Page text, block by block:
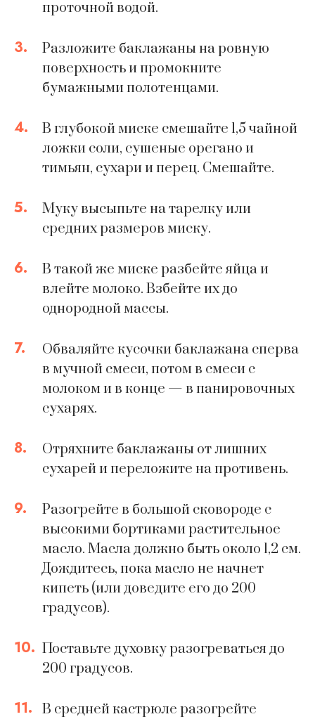
проточной водой.
3.
Разложите баклажаны на ровную
поверхность и промокните
бумажными полотенцами.
4.
В глубокой миске смешайте 1,5 чайной
ложки соли, сушеные орегано и
тимьян, сухари и перец. Смешайте.
5.
Муку высыпьте на тарелку или
средних размеров миску.
6.
В такой же миске разбейте яйца и
влейте молоко. Взбейте их до
однородной массы.
7.
Обваляйте кусочки баклажана сперва
в мучной смеси, потом в смеси с
молоком и в конце — в панировочных
сухарях.
8.
Отряхните баклажаны от лишних
сухарей и переложите на противень.
9.
Разогрейте в большой сковороде с
высокими бортиками растительное
масло. Масла должно быть около 1,2 см.
Дождитесь, пока масло не начнет
кипеть (или доведите его до 200
градусов).
10. Поставьте духовку разогреваться до
200 градусов.
11. В средней кастрюле разогрейте